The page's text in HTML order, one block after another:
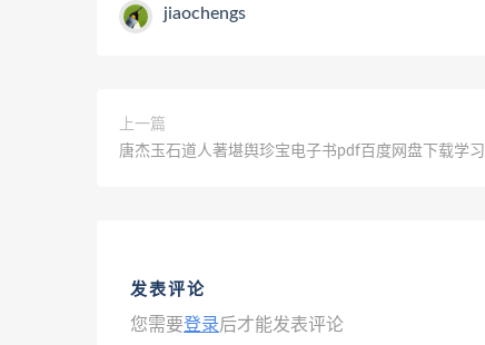
jiaochengs
上一篇
唐杰玉石道人著堪舆珍宝电子书pdf百度网盘下载学习
发表评论
您需要登录后才能发表评论